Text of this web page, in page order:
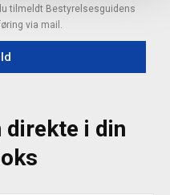
tilmeldt Bestyrelsesguidens
via mail.
direkte i din